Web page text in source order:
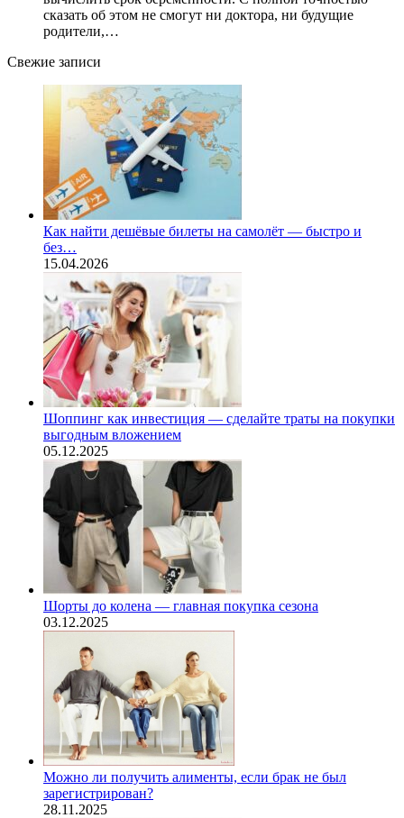
сказать об этом не смогут ни доктора, ни будущие
родители,…
Свежие записи
Как найти дешёвые билеты на самолёт — быстро и
без…
15.04.2026
Шоппинг как инвестиция — сделайте траты на покупки
выгодным вложением
05.12.2025
Шорты до колена — главная покупка сезона
03.12.2025
Можно ли получить алименты, если брак не был
зарегистрирован?
28.11.2025